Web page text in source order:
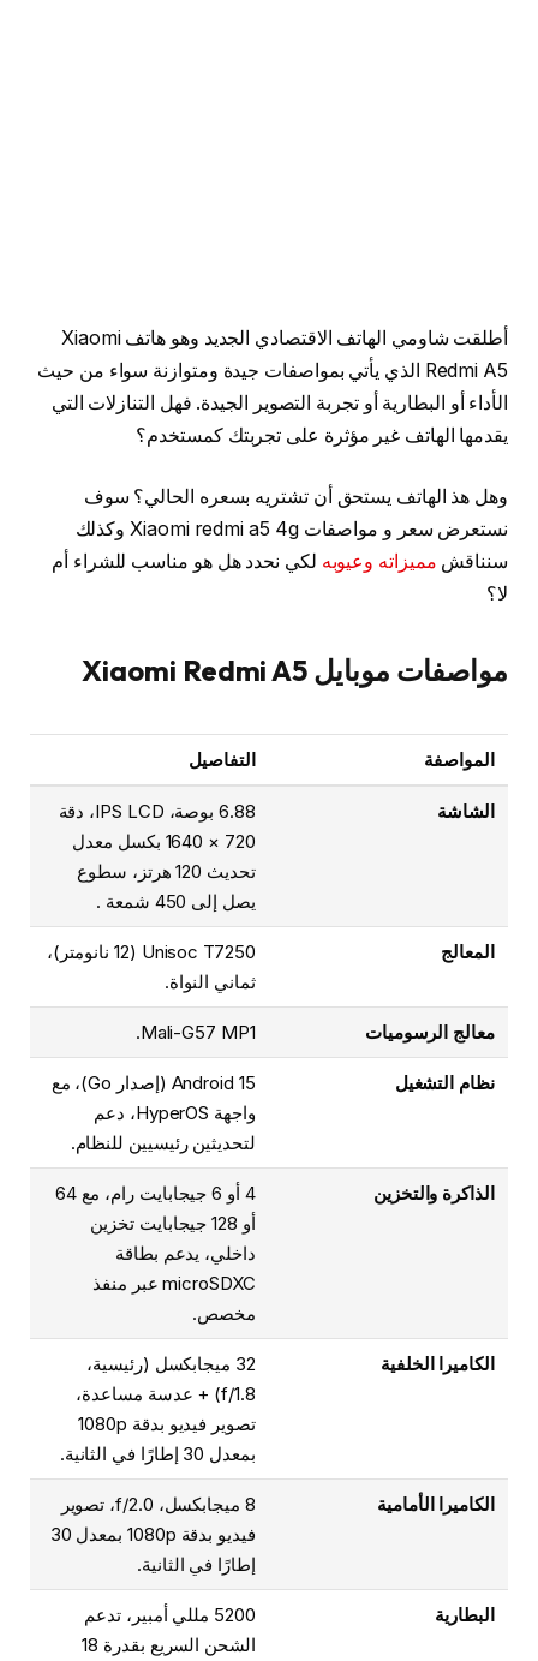
أطلقت شاومي الهاتف الاقتصادي الجديد وهو هاتف Xiaomi
Redmi A5 الذي يأتي بمواصفات جيدة ومتوازنة سواء من حيث
الأداء أو البطارية أو تجربة التصوير الجيدة. فهل التنازلات التي
يقدمها الهاتف غير مؤثرة على تجربتك كمستخدم؟
وهل هذ الهاتف يستحق أن تشتريه بسعره الحالي؟ سوف
نستعرض سعر و مواصفات Xiaomi redmi a5 4g وكذلك
سنناقش مميزاته وعيوبه لكي نحدد هل هو مناسب للشراء أم
لا؟
مواصفات موبايل Xiaomi Redmi A5
المواصفة التفاصيل
الشاشة
6.88 بوصة، IPS LCD، دقة
720 × 1640 بكسل معدل
تحديث 120 هرتز، سطوع
يصل إلى 450 شمعة .
المعالج
Unisoc T7250 (12 نانومتر)،
ثماني النواة.
معالج الرسوميات Mali-G57 MP1.
نظام التشغيل
Android 15 (إصدار Go)، مع
واجهة HyperOS، دعم
لتحديثين رئيسيين للنظام.
الذاكرة والتخزين
4 أو 6 جيجابايت رام، مع 64
أو 128 جيجابايت تخزين
داخلي، يدعم بطاقة
microSDXC عبر منفذ
مخصص.
الكاميرا الخلفية
32 ميجابكسل (رئيسية،
f/1.8) + عدسة مساعدة،
تصوير فيديو بدقة 1080p
بمعدل 30 إطارًا في الثانية.
الكاميرا الأمامية
8 ميجابكسل، f/2.0، تصوير
فيديو بدقة 1080p بمعدل 30
إطارًا في الثانية.
البطارية
5200 مللي أمبير، تدعم
الشحن السريع بقدرة 18